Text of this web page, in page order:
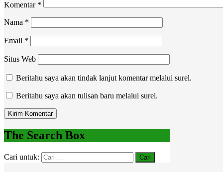
Komentar *
Nama *
Email *
Situs Web
Beritahu saya akan tindak lanjut komentar melalui surel.
Beritahu saya akan tulisan baru melalui surel.
The Search Box
Cari untuk: